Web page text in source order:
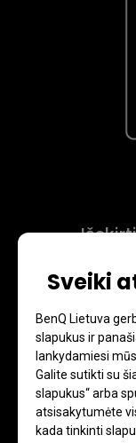
Sveiki
BenQ Lietuva
slapukus ir
lankydamiesi
Galite sutikti su
slapukus“ arba
atsisakytumėte
kada tinkinti
Atskiros
„Rec.709“
visišką
optimizuota